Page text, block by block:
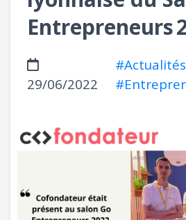
Entrepreneurs
29/06/2022
#Actualités